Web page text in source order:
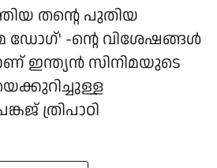
തന്റെ പുതിയ
ഡോഗ്' -ന്റെ വിശേഷങ്ങൾ
ഇന്ത്യൻ സിനിമയുടെ
ത്രിപാഠി